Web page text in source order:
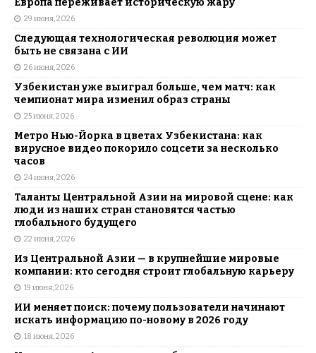
Европа переживает историческую жару
29 июня, 2026
Следующая технологическая революция может
быть не связана с ИИ
26 июня, 2026
Узбекистан уже выиграл больше, чем матч: как
чемпионат мира изменил образ страны
25 июня, 2026
Метро Нью-Йорка в цветах Узбекистана: как
вирусное видео покорило соцсети за несколько
часов
24 июня, 2026
Таланты Центральной Азии на мировой сцене: как
люди из наших стран становятся частью
глобального будущего
22 июня, 2026
Из Центральной Азии — в крупнейшие мировые
компании: кто сегодня строит глобальную карьеру
19 июня, 2026
ИИ меняет поиск: почему пользователи начинают
искать информацию по-новому в 2026 году
18 июня, 2026